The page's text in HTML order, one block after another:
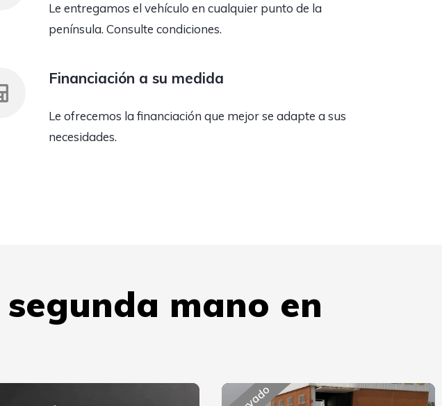
Le entregamos el vehículo en cualquier punto de la
península. Consulte condiciones.
Financiación a su medida
Le ofrecemos la financiación que mejor se adapte a sus
necesidades.
mano en